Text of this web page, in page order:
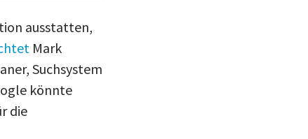
ausstatten,
Mark
Suchsystem
könnte
die